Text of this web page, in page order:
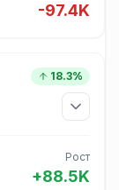
-97.4K
18.3%
Рост
+88.5K